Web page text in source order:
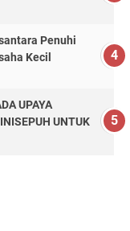
Penuhi
Kecil
UPAYA
UNTUK